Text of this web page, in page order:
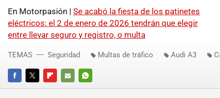
En Motorpasión | Se acabó la fiesta de los patinetes
eléctricos: el 2 de enero de 2026 tendrán que elegir
entre llevar seguro y registro, o multa
FACEBOOKTWITTERFLIPBOARD
E-
WHATSAPP
TEMAS Seguridad Multas de tráfico Audi A3